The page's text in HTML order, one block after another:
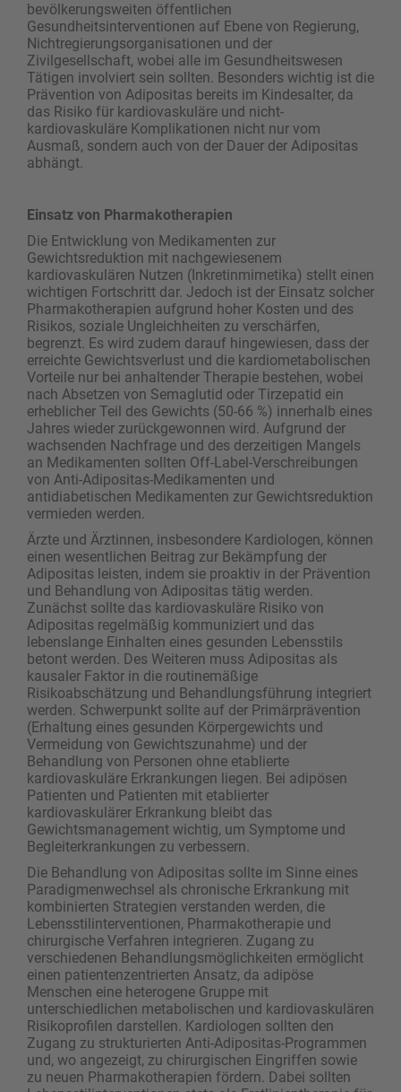
bevölkerungsweiten öffentlichen
Gesundheitsinterventionen auf Ebene von Regierung,
Nichtregierungsorganisationen und der
Zivilgesellschaft, wobei alle im Gesundheitswesen
Tätigen involviert sein sollten. Besonders wichtig ist die
Prävention von Adipositas bereits im Kindesalter, da
das Risiko für kardiovaskuläre und nicht-
kardiovaskuläre Komplikationen nicht nur vom
Ausmaß, sondern auch von der Dauer der Adipositas
abhängt.
Einsatz von Pharmakotherapien
Die Entwicklung von Medikamenten zur
Gewichtsreduktion mit nachgewiesenem
kardiovaskulären Nutzen (Inkretinmimetika) stellt einen
wichtigen Fortschritt dar. Jedoch ist der Einsatz solcher
Pharmakotherapien aufgrund hoher Kosten und des
Risikos, soziale Ungleichheiten zu verschärfen,
begrenzt. Es wird zudem darauf hingewiesen, dass der
erreichte Gewichtsverlust und die kardiometabolischen
Vorteile nur bei anhaltender Therapie bestehen, wobei
nach Absetzen von Semaglutid oder Tirzepatid ein
erheblicher Teil des Gewichts (50-66 %) innerhalb eines
Jahres wieder zurückgewonnen wird. Aufgrund der
wachsenden Nachfrage und des derzeitigen Mangels
an Medikamenten sollten Off-Label-Verschreibungen
von Anti-Adipositas-Medikamenten und
antidiabetischen Medikamenten zur Gewichtsreduktion
vermieden werden.
Ärzte und Ärztinnen, insbesondere Kardiologen, können
einen wesentlichen Beitrag zur Bekämpfung der
Adipositas leisten, indem sie proaktiv in der Prävention
und Behandlung von Adipositas tätig werden.
Zunächst sollte das kardiovaskuläre Risiko von
Adipositas regelmäßig kommuniziert und das
lebenslange Einhalten eines gesunden Lebensstils
betont werden. Des Weiteren muss Adipositas als
kausaler Faktor in die routinemäßige
Risikoabschätzung und Behandlungsführung integriert
werden. Schwerpunkt sollte auf der Primärprävention
(Erhaltung eines gesunden Körpergewichts und
Vermeidung von Gewichtszunahme) und der
Behandlung von Personen ohne etablierte
kardiovaskuläre Erkrankungen liegen. Bei adipösen
Patienten und Patienten mit etablierter
kardiovaskulärer Erkrankung bleibt das
Gewichtsmanagement wichtig, um Symptome und
Begleiterkrankungen zu verbessern.
Die Behandlung von Adipositas sollte im Sinne eines
Paradigmenwechsel als chronische Erkrankung mit
kombinierten Strategien verstanden werden, die
Lebensstilinterventionen, Pharmakotherapie und
chirurgische Verfahren integrieren. Zugang zu
verschiedenen Behandlungsmöglichkeiten ermöglicht
einen patientenzentrierten Ansatz, da adipöse
Menschen eine heterogene Gruppe mit
unterschiedlichen metabolischen und kardiovaskulären
Risikoprofilen darstellen. Kardiologen sollten den
Zugang zu strukturierten Anti-Adipositas-Programmen
und, wo angezeigt, zu chirurgischen Eingriffen sowie
zu neuen Pharmakotherapien fördern. Dabei sollten